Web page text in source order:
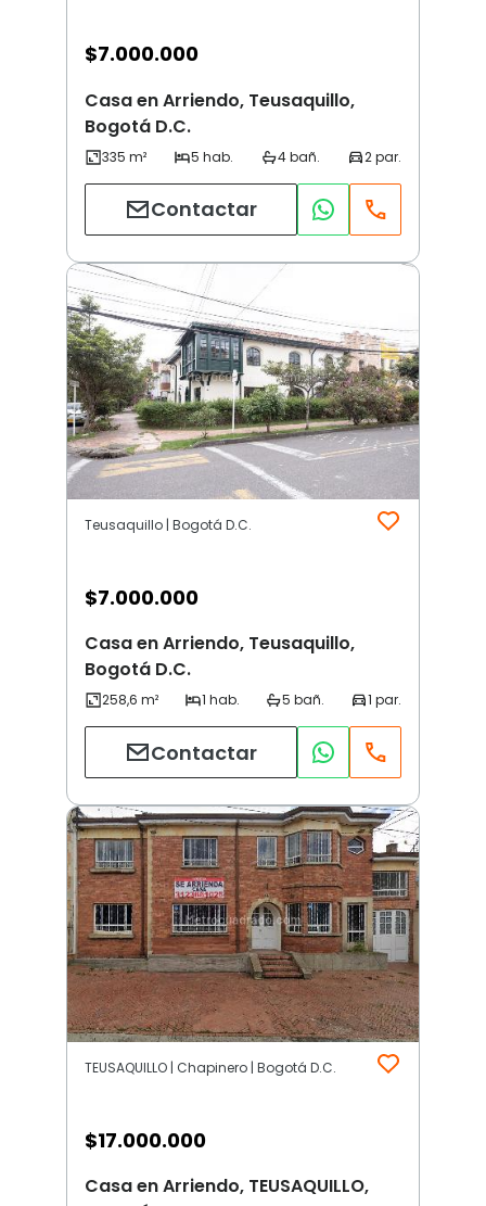
$7.000.000
Casa en Arriendo, Teusaquillo,
Bogotá D.C.
Contactar
Teusaquillo | Bogotá D.C.
$7.000.000
Casa en Arriendo, Teusaquillo,
Bogotá D.C.
Contactar
TEUSAQUILLO | Chapinero | Bogotá D.C.
$17.000.000
Casa en Arriendo, TEUSAQUILLO,